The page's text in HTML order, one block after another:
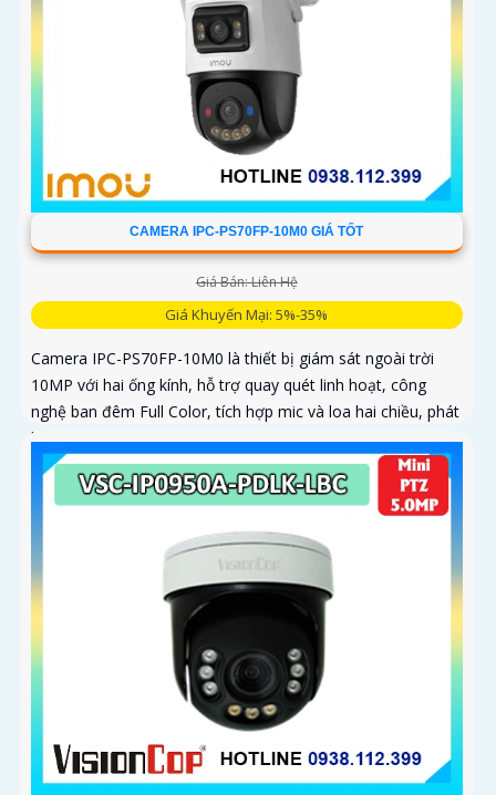
CAMERA IPC-PS70FP-10M0 GIÁ TỐT
Giá Bán: Liên Hệ
Giá Khuyến Mại: 5%-35%
Camera IPC-PS70FP-10M0 là thiết bị giám sát ngoài trời
10MP với hai ống kính, hỗ trợ quay quét linh hoạt, công
nghệ ban đêm Full Color, tích hợp mic và loa hai chiều, phát
hiện con người và phương tiện, phù hợp lắp đặt cho gia
đình, cửa hàng và văn phòng